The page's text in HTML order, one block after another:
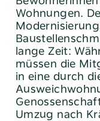
Wohnungen.
lange Zeit:
müssen die
in eine durch
Umzug nach